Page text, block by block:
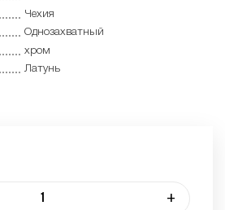
Чехия
Однозахватный
хром
Латунь
+